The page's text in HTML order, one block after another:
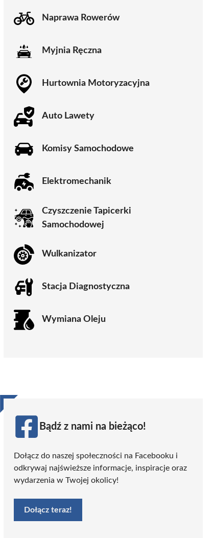
Naprawa Rowerów
Myjnia Ręczna
Hurtownia Motoryzacyjna
Auto Lawety
Komisy Samochodowe
Elektromechanik
Czyszczenie Tapicerki
Samochodowej
Wulkanizator
Stacja Diagnostyczna
Wymiana Oleju
Bądź z nami na bieżąco!
Dołącz do naszej społeczności na Facebooku i
odkrywaj najświeższe informacje, inspiracje oraz
wydarzenia w Twojej okolicy!
Dołącz teraz!